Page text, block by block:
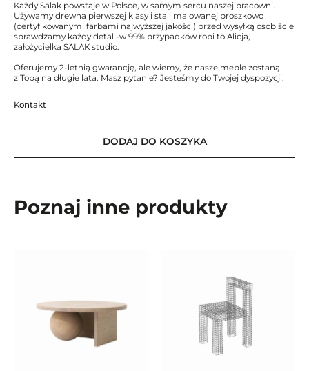
Każdy Salak powstaje w Polsce, w samym sercu naszej pracowni.
Używamy drewna pierwszej klasy i stali malowanej proszkowo
(certyfikowanymi farbami najwyższej jakości) przed wysyłką osobiście
sprawdzamy każdy detal -w 99% przypadków robi to Alicja,
założycielka SALAK studio.
Oferujemy 2-letnią gwarancję, ale wiemy, że nasze meble zostaną
z Tobą na długie lata. Masz pytanie? Jesteśmy do Twojej dyspozycji.
Kontakt
DODAJ DO KOSZYKA
Poznaj inne produkty